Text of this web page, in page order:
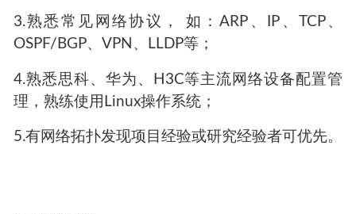
3.熟悉常见网络协议， 如：ARP、IP、TCP、
OSPF/BGP、VPN、LLDP等；
4.熟悉思科、华为、H3C等主流网络设备配置管
理，熟练使用Linux操作系统；
5.有网络拓扑发现项目经验或研究经验者可优先。